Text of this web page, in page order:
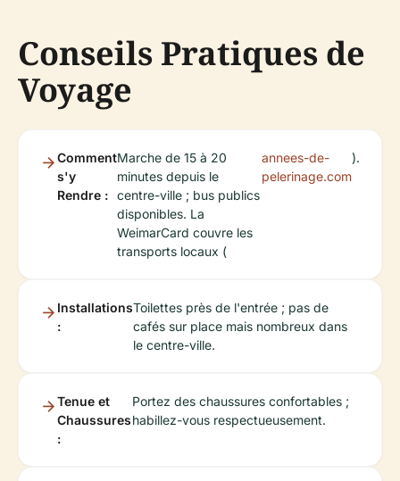
Conseils Pratiques de
Voyage
Comment
s'y
Rendre :
Marche de 15 à 20
minutes depuis le
centre-ville ; bus publics
disponibles. La
WeimarCard couvre les
transports locaux (
annees-de-
pelerinage.com
).
Installations
:
Toilettes près de l'entrée ; pas de
cafés sur place mais nombreux dans
le centre-ville.
Tenue et
Chaussures
:
Portez des chaussures confortables ;
habillez-vous respectueusement.